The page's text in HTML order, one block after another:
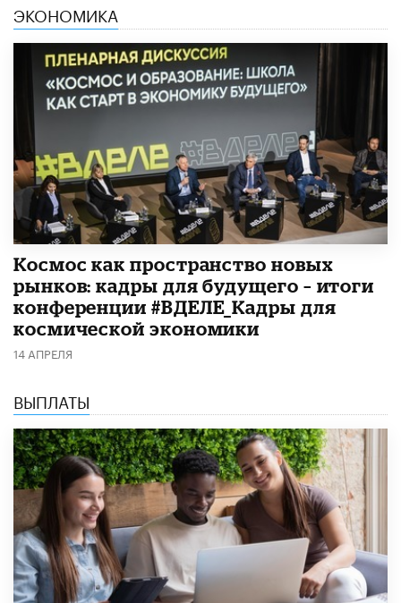
ЭКОНОМИКА
Космос как пространство новых
рынков: кадры для будущего – итоги
конференции #ВДЕЛЕ_Кадры для
космической экономики
14 АПРЕЛЯ
ВЫПЛАТЫ